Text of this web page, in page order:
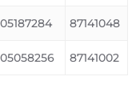
87141048
87141002